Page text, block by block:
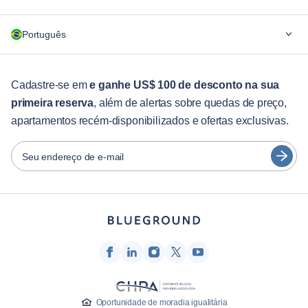
Para empresas
Serviços aos hóspedes
Guias da cidade
Parceiros
Operadoras de aluguel mobiliado
Influenciadores e afiliados
Português
English
Português
Español
Cadastre-se eme ganhe US$ 100 de desconto na sua
primeira reserva, além de alertas sobre quedas de preço,
apartamentos recém-disponibilizados e ofertas exclusivas.
Seu endereço de e-mail
Oportunidade de moradia igualitária